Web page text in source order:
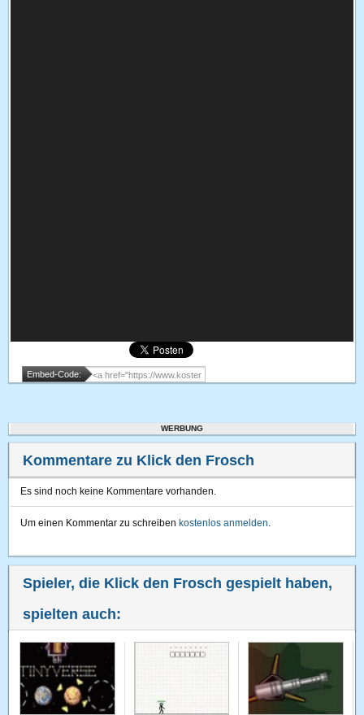
Embed-Code:
WERBUNG
Kommentare zu Klick den Frosch
Es sind noch keine Kommentare vorhanden.
Um einen Kommentar zu schreiben kostenlos anmelden.
Spieler, die Klick den Frosch gespielt haben,
spielten auch: